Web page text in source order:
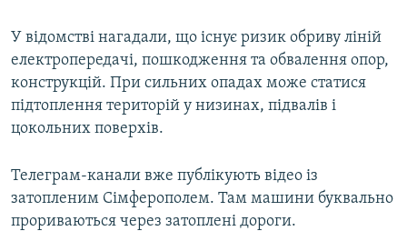
УКРАЇНСЬКА ПРОБЛЕМА КРИМУ
ІНФОГРАФІКА
ДОЛУЧАЙСЯ!
У відомстві нагадали, що існує ризик обриву ліній
електропередачі, пошкодження та обвалення опор,
конструкцій. При сильних опадах може статися
підтоплення територій у низинах, підвалів і
цокольних поверхів.
Телеграм-канали вже публікують відео із
затопленим Сімферополем. Там машини буквально
прориваються через затоплені дороги.